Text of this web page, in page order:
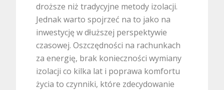
droższe niż tradycyjne metody izolacji.
Jednak warto spojrzeć na to jako na
inwestycję w dłuższej perspektywie
czasowej. Oszczędności na rachunkach
za energię, brak konieczności wymiany
izolacji co kilka lat i poprawa komfortu
życia to czynniki, które zdecydowanie